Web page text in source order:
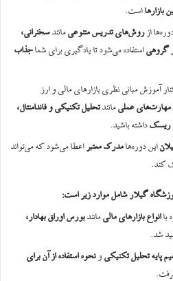
است.
از روش‌های تدریس متنوعیمانندسخنرانی،
گروهیاستفاده می‌شود تا یادگیری برای شماجذاب
آموزش مبانی نظری بازارهای مالی و ارز
عملیمانندتحلیل تکنیکی و فاندامنتال،
ریسکداشته باشید.
این دوره‌هامدرک معتبر اعطا می‌شود که می‌تواند
کند.
گیلار شامل موارد زیر است:
باانواع بازارهای مالیمانندبورس اوراق بهادار،
شد.
پایه تحلیل تکنیکی و نحوه استفاده از آن برای